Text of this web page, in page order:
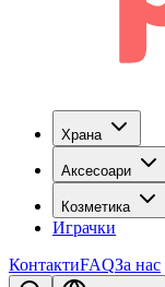
Храна
Аксесоари
Козметика
Играчки
КонтактиFAQЗа нас